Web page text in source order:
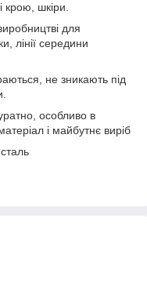
крою, шкіри.
для
лінії середини
не зникають під
особливо в
і майбутнє виріб